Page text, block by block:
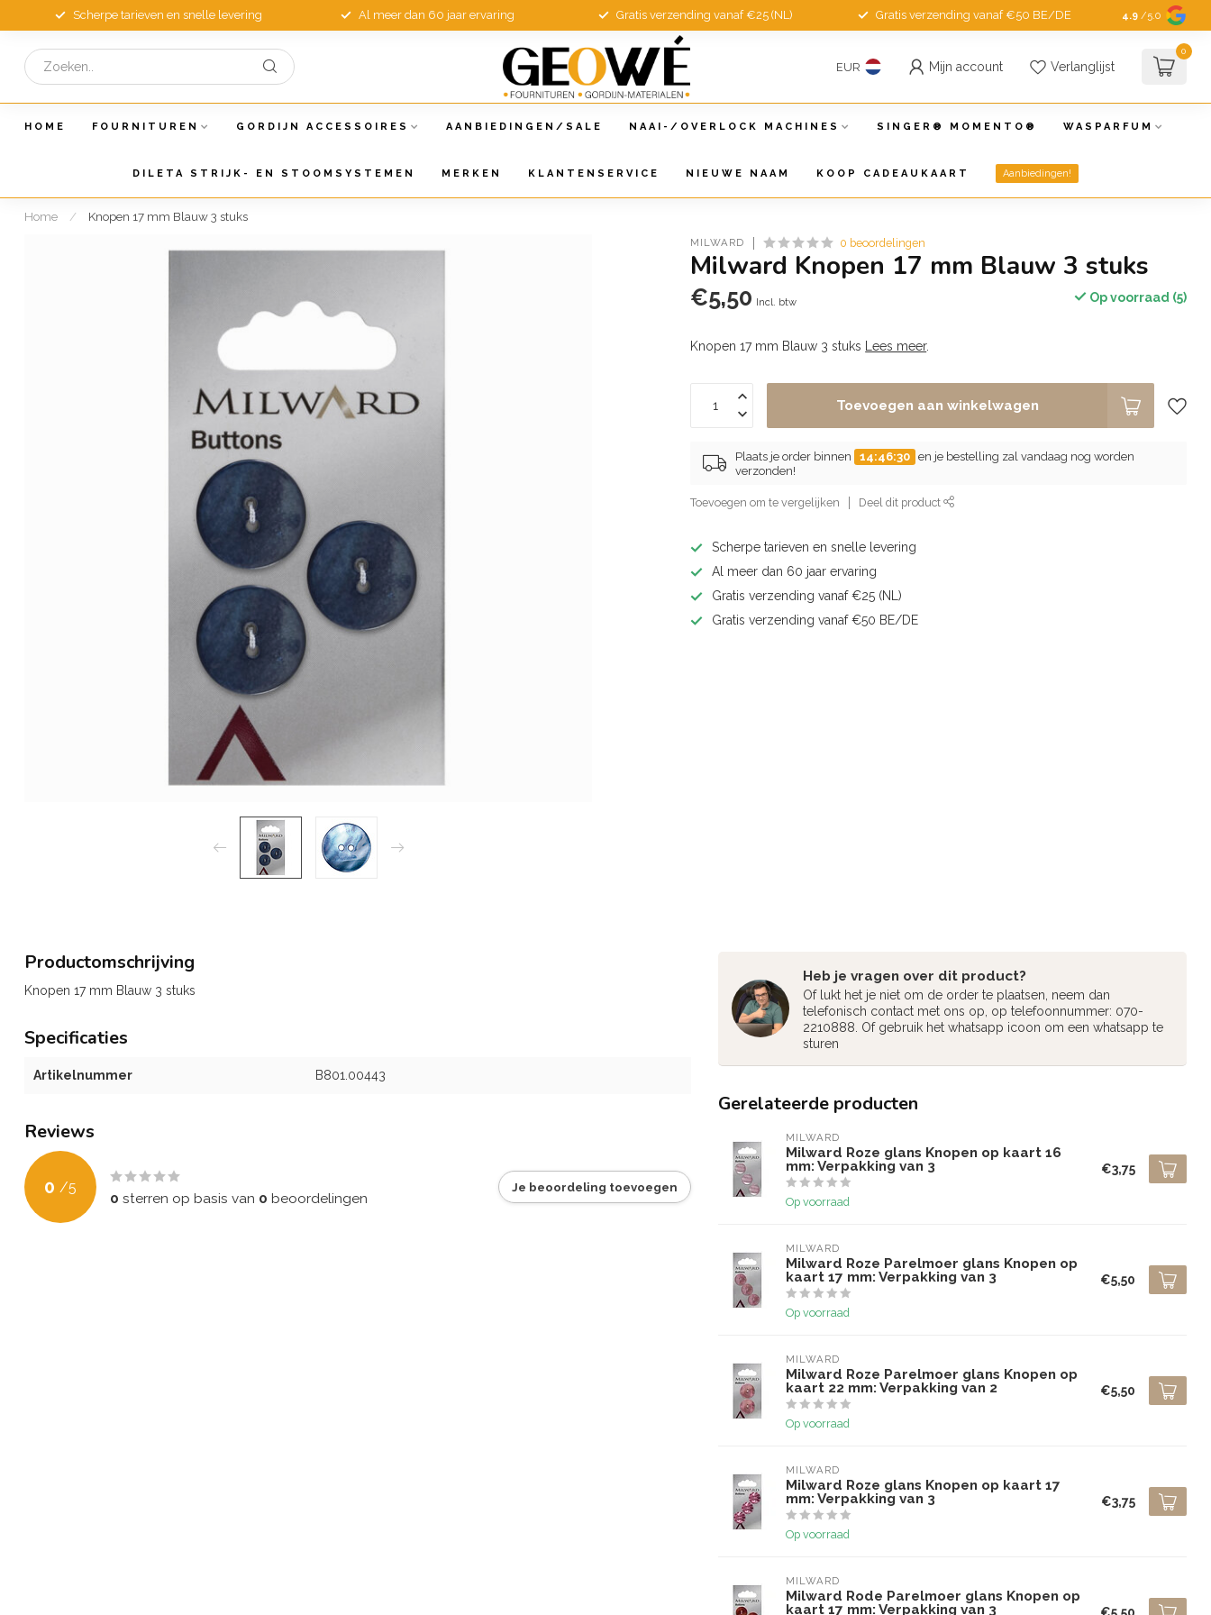
Scherpe tarieven en snelle levering Al meer dan 60 jaar ervaring Gratis verzending vanaf €25 (NL) Gratis verzending vanaf €50 BE/DE 4.9 /5.0
EUR Mijn account Verlanglijst
0
HOME FOURNITUREN GORDIJN ACCESSOIRES AANBIEDINGEN/SALE NAAI-/OVERLOCK MACHINES SINGER® MOMENTO® WASPARFUM
DILETA STRIJK- EN STOOMSYSTEMEN MERKEN KLANTENSERVICE NIEUWE NAAM KOOP CADEAUKAART Aanbiedingen!
Home / Knopen 17 mm Blauw 3 stuks
MILWARD 0 beoordelingen
Milward Knopen 17 mm Blauw 3 stuks
€5,50 Incl. btw Op voorraad (5)
Knopen 17 mm Blauw 3 stuks Lees meer.
Toevoegen aan winkelwagen
Plaats je order binnen 14:46:29 en je bestelling zal vandaag nog worden
verzonden!
Toevoegen om te vergelijken Deel dit product
Scherpe tarieven en snelle levering
Al meer dan 60 jaar ervaring
Gratis verzending vanaf €25 (NL)
Gratis verzending vanaf €50 BE/DE
Productomschrijving
Knopen 17 mm Blauw 3 stuks
Specificaties
Artikelnummer B801.00443
Reviews
0 /5
0 sterren op basis van 0 beoordelingen
Je beoordeling toevoegen
Heb je vragen over dit product?
Of lukt het je niet om de order te plaatsen, neem dan
telefonisch contact met ons op, op telefoonnummer: 070-
2210888. Of gebruik het whatsapp icoon om een whatsapp te
sturen
Gerelateerde producten
MILWARD
Milward Roze glans Knopen op kaart 16
mm: Verpakking van 3
Op voorraad
€3,75
MILWARD
Milward Roze Parelmoer glans Knopen op
kaart 17 mm: Verpakking van 3
Op voorraad
€5,50
MILWARD
Milward Roze Parelmoer glans Knopen op
kaart 22 mm: Verpakking van 2
Op voorraad
€5,50
MILWARD
Milward Roze glans Knopen op kaart 17
mm: Verpakking van 3
Op voorraad
€3,75
MILWARD
Milward Rode Parelmoer glans Knopen op
kaart 17 mm: Verpakking van 3
€5,50